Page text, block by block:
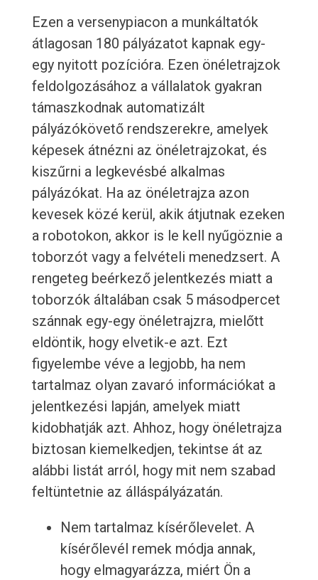
Ezen a versenypiacon a munkáltatók
átlagosan 180 pályázatot kapnak egy-
egy nyitott pozícióra. Ezen önéletrajzok
feldolgozásához a vállalatok gyakran
támaszkodnak automatizált
pályázókövető rendszerekre, amelyek
képesek átnézni az önéletrajzokat, és
kiszűrni a legkevésbé alkalmas
pályázókat. Ha az önéletrajza azon
kevesek közé kerül, akik átjutnak ezeken
a robotokon, akkor is le kell nyűgöznie a
toborzót vagy a felvételi menedzsert. A
rengeteg beérkező jelentkezés miatt a
toborzók általában csak 5 másodpercet
szánnak egy-egy önéletrajzra, mielőtt
eldöntik, hogy elvetik-e azt. Ezt
figyelembe véve a legjobb, ha nem
tartalmaz olyan zavaró információkat a
jelentkezési lapján, amelyek miatt
kidobhatják azt. Ahhoz, hogy önéletrajza
biztosan kiemelkedjen, tekintse át az
alábbi listát arról, hogy mit nem szabad
feltüntetnie az álláspályázatán.
Nem tartalmaz kísérőlevelet. A
kísérőlevél remek módja annak,
hogy elmagyarázza, miért Ön a